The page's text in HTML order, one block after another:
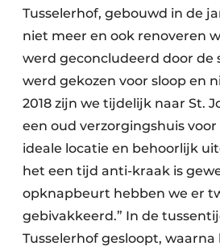
Tusselerhof, gebouwd in de
niet meer en ook renoveren
werd geconcludeerd door de
werd gekozen voor sloop en
2018 zijn we tijdelijk naar St.
een oud verzorgingshuis voor
ideale locatie en behoorlijk
het een tijd anti-kraak is
opknapbeurt hebben we er
gebivakkeerd.” In de
Tusselerhof gesloopt, waarna